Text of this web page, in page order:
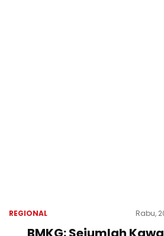
REGIONAL Rabu,